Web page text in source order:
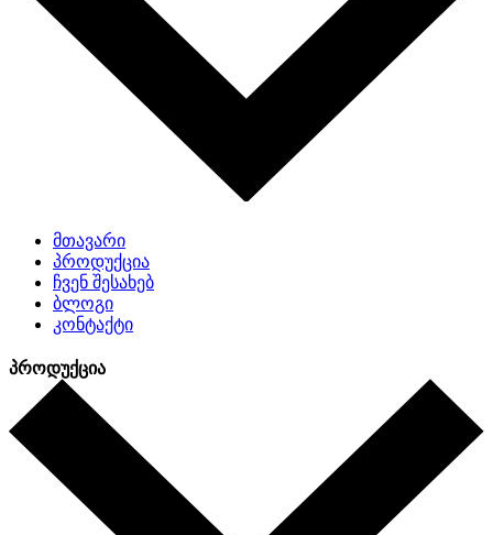
მთავარი
პროდუქცია
ჩვენ შესახებ
ბლოგი
კონტაქტი
პროდუქცია